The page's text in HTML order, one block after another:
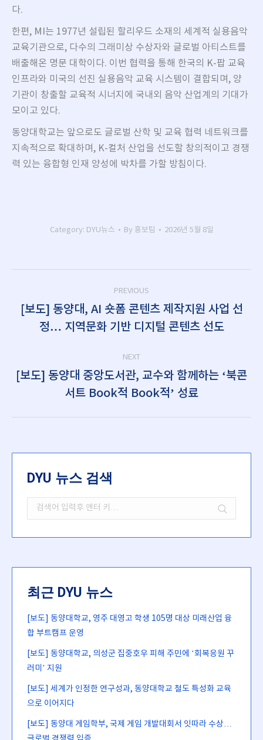
다.
한편, MI는 1977년 설립된 할리우드 소재의 세계적 실용음악
교육기관으로, 다수의 그래미상 수상자와 글로벌 아티스트를
배출해온 명문 대학이다. 이번 협력을 통해 한국의 K-팝 교육
인프라와 미국의 선진 실용음악 교육 시스템이 결합되며, 양
기관이 창출할 교육적 시너지에 국내외 음악 산업계의 기대가
모이고 있다.
동양대학교는 앞으로도 글로벌 산학 및 교육 협력 네트워크를
지속적으로 확대하며, K-컬처 산업을 선도할 창의적이고 경쟁
력 있는 융합형 인재 양성에 박차를 가할 방침이다.
Category: DYU뉴스 By 홍보팀 2026년 5월 8일
navigation
PREVIOUS
post:
[보도] 동양대, AI 숏폼 콘텐츠 제작지원 사업 선
정… 지역문화 기반 디지털 콘텐츠 선도
NEXT
Next
post:
[보도] 동양대 중앙도서관, 교수와 함께하는 ‘북콘
서트 Book적 Book적’ 성료
DYU 뉴스 검색
Search:
최근 DYU 뉴스
[보도] 동양대학교, 영주 대영고 학생 105명 대상 미래산업 융
합 부트캠프 운영
[보도] 동양대학교, 의성군 집중호우 피해 주민에 ‘회복응원 꾸
러미’ 지원
[보도] 세계가 인정한 연구성과, 동양대학교 철도 특성화 교육
으로 이어지다
[보도] 동양대 게임학부, 국제 게임 개발대회서 잇따라 수상…